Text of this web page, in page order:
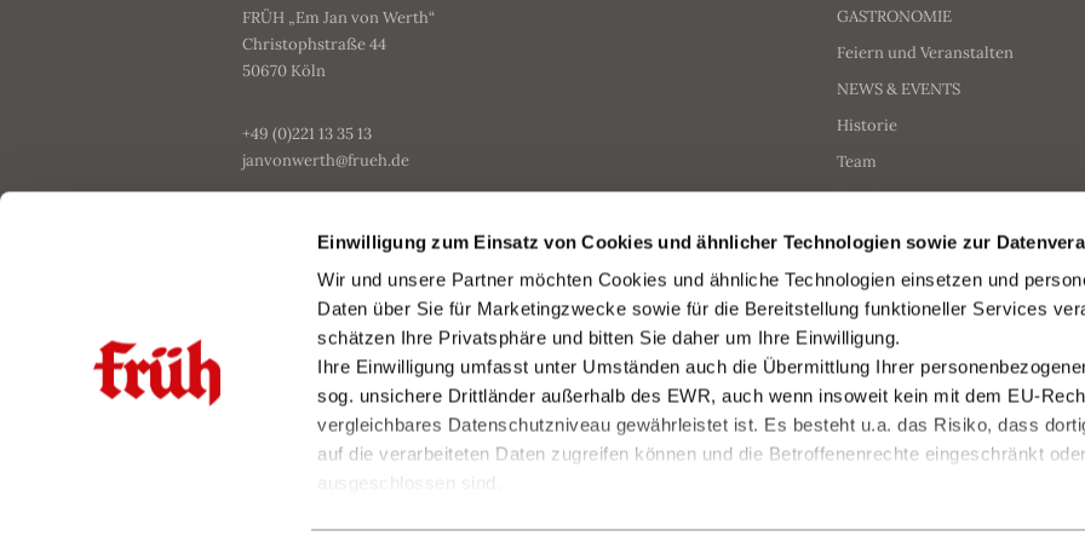
Einwilligung zum Einsatz von Cookies und ähnlicher Technologien sowie zur
Wir und unsere Partner möchten Cookies und ähnliche Technologien einsetzen und
Daten über Sie für Marketingzwecke sowie für die Bereitstellung funktioneller Services
schätzen Ihre Privatsphäre und bitten Sie daher um Ihre Einwilligung.
Ihre Einwilligung umfasst unter Umständen auch die Übermittlung Ihrer
sog. unsichere Drittländer außerhalb des EWR, auch wenn insoweit kein mit dem EU-
vergleichbares Datenschutzniveau gewährleistet ist. Es besteht u.a. das Risiko, dass
auf die verarbeiteten Daten zugreifen können und die Betroffenenrechte eingeschränkt oder
ausgeschlossen sind.
FRÜH „Em Jan von Werth“
Christophstraße 44
50670 Köln
+49 (0)221 13 35 13
janvonwerth@frueh.de
Facebook
Instagram
Tiktok
GASTRONOMIE
Feiern und Veranstalten
NEWS & EVENTS
Historie
Team
Karriere
Kontakt
Datenschutzerklärung
Rechtliche Hinweise
Impressum
Newsletter